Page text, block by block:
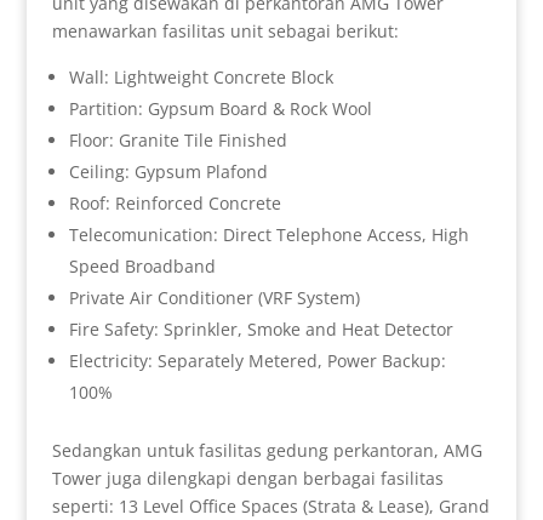
menawarkan fasilitas unit sebagai berikut:
Wall: Lightweight Concrete Block
Partition: Gypsum Board & Rock Wool
Floor: Granite Tile Finished
Ceiling: Gypsum Plafond
Roof: Reinforced Concrete
Telecomunication: Direct Telephone Access, High
Speed Broadband
Private Air Conditioner (VRF System)
Fire Safety: Sprinkler, Smoke and Heat Detector
Electricity: Separately Metered, Power Backup:
100%
Sedangkan untuk fasilitas gedung perkantoran, AMG
Tower juga dilengkapi dengan berbagai fasilitas
seperti: 13 Level Office Spaces (Strata & Lease), Grand